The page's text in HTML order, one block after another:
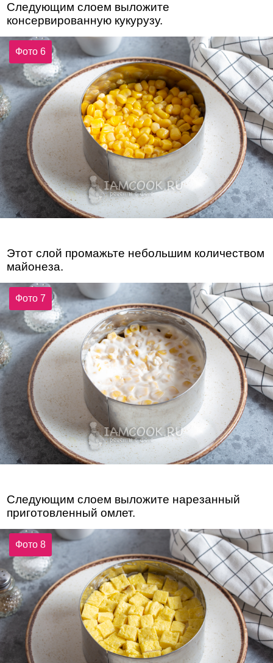
Следующим слоем выложите
консервированную кукурузу.
Фото 6
Этот слой промажьте небольшим количеством
майонеза.
Фото 7
Следующим слоем выложите нарезанный
приготовленный омлет.
Фото 8